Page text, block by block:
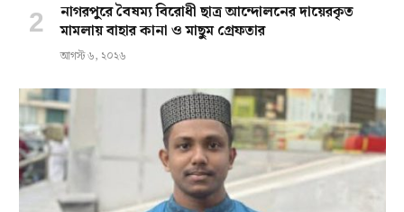
নাগরপুরে বৈষম্য বিরোধী ছাত্র আন্দোলনের দায়েরকৃত
মামলায় বাহার কানা ও মাছুম গ্রেফতার
আগস্ট ৬, ২০২৬